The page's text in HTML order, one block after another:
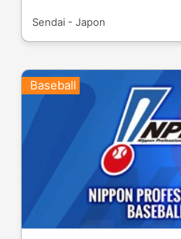
Sendai - Japon
Baseball